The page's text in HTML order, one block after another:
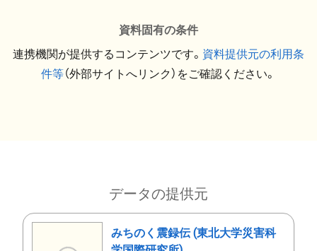
資料固有の条件
連携機関が提供するコンテンツです。 資料提供元の利用条
件等（外部サイトへリンク）をご確認ください。
データの提供元
みちのく震録伝 (東北大学災害科